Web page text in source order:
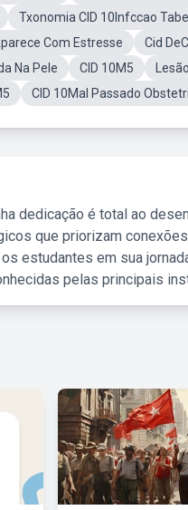
Txonomia CID 10Infccao
Com Estresse Cid
Na Pele CID 10M5
CID 10Mal Passado
dedicação é total ao
que priorizam
estudantes em sua
pelas principais